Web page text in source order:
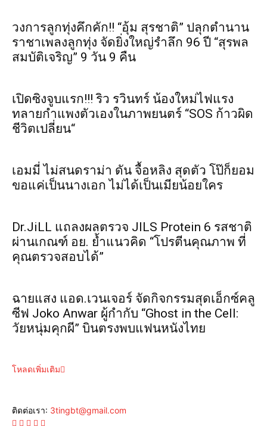
วงการลูกทุ่งคึกคัก!! “อุ้ม สุรชาติ” ปลุกตำนาน
ราชาเพลงลูกทุ่ง จัดยิ่งใหญ่รำลึก 96 ปี “สุรพล
สมบัติเจริญ” 9 วัน 9 คืน
เปิดซิงจูบแรก!!! ริว รวินทร์ น้องใหม่ไฟแรง
ทลายกำแพงตัวเองในภาพยนตร์ “SOS ก้าวผิด
ชีวิตเปลี่ยน“
เอมมี่ ไม่สนดราม่า ดัน จื้อหลิง สุดตัว โป๊ก็ยอม
ขอแค่เป็นนางเอก ไม่ได้เป็นเมียน้อยใคร
Dr.JiLL แถลงผลตรวจ JILS Protein 6 รสชาติ
ผ่านเกณฑ์ อย. ย้ำแนวคิด “โปรตีนคุณภาพ ที่
คุณตรวจสอบได้”
ฉายแสง แอด.เวนเจอร์ จัดกิจกรรมสุดเอ็กซ์คลู
ซีฟ Joko Anwar ผู้กำกับ “Ghost in the Cell:
วัยหนุ่มคุกผี” บินตรงพบแฟนหนังไทย
โหลดเพิ่มเติม
ติดต่อเรา: 3tingbt@gmail.com